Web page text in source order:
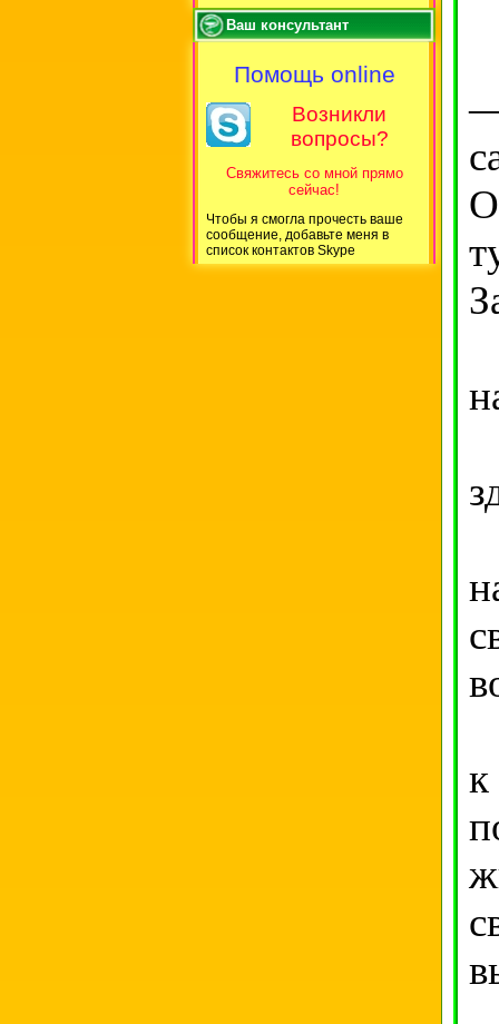
Ваш консультант
Помощь online
Возникли
вопросы?
Свяжитесь со мной прямо
сейчас!
Чтобы я смогла прочесть ваше
сообщение, добавьте меня в
список контактов Skype
к